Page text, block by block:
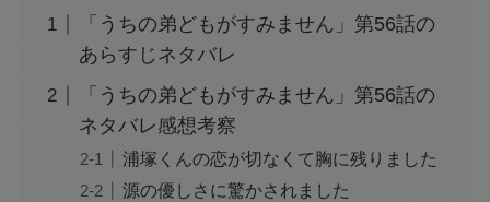
「うちの弟どもがすみません」第56話の
あらすじネタバレ
「うちの弟どもがすみません」第56話の
ネタバレ感想考察
浦塚くんの恋が切なくて胸に残りました
源の優しさに驚かされました